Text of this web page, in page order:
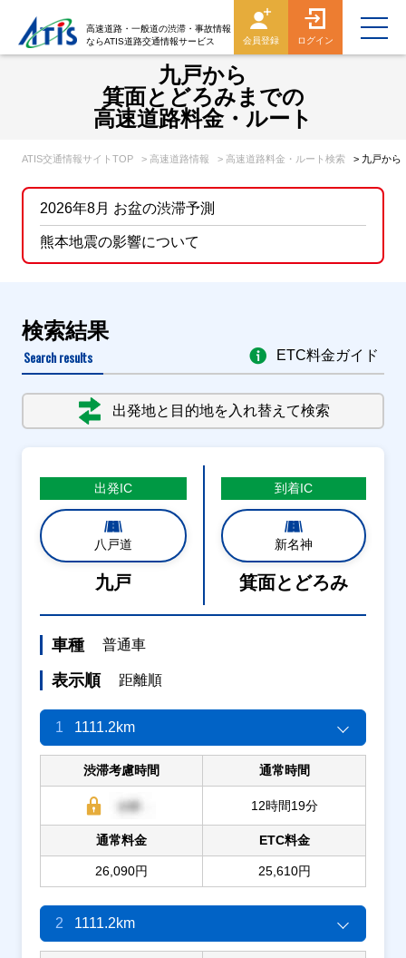
高速道路・一般道の渋滞・事故情報
ならATIS道路交通情報サービス
会員登録 ログイン
九戸から
箕面とどろみまでの
高速道路料金・ルート
ATIS交通情報サイトTOP > 高速道路情報 > 高速道路料金・ルート検索 > 九戸から
2026年8月 お盆の渋滞予測
熊本地震の影響について
検索結果
Search results
出発地と目的地を入れ替えて検索
ETC料金ガイド
出発IC
八戸道
九戸
到着IC
新名神
箕面とどろみ
車種 普通車
表示順 距離順
1 1111.2km
渋滞考慮時間 通常時間
12時間19分
通常料金
26,090円
ETC料金
25,610円
2 1111.2km